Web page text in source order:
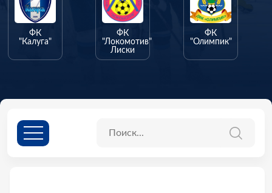
ФК
"Калуга"
ФК
"Локомотив"
Лиски
ФК
"Олимпик"